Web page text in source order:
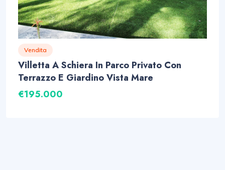
Vendita
Villetta A Schiera In Parco Privato Con
Terrazzo E Giardino Vista Mare
€195.000